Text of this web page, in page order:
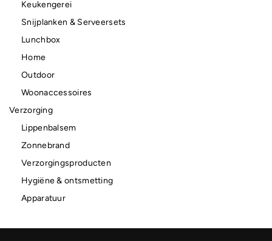
Keukengerei
Snijplanken & Serveersets
Lunchbox
Home
Outdoor
Woonaccessoires
Verzorging
Lippenbalsem
Zonnebrand
Verzorgingsproducten
Hygiëne & ontsmetting
Apparatuur